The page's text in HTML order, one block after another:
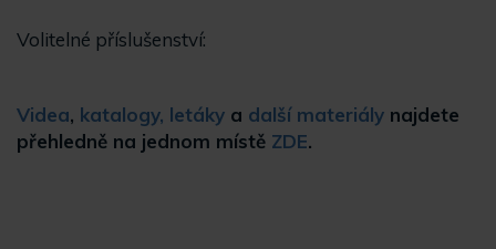
Volitelné příslušenství:
Videa, katalogy, letáky a další materiály najdete
přehledně na jednom místě ZDE.